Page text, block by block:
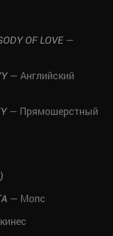
OF LOVE —
— Английский
— Прямошерстный
— Мопс